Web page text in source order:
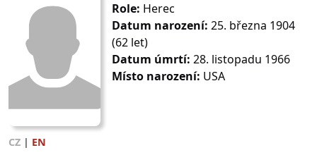
Role: Herec
Datum narození: 25. března 1904
(62 let)
Datum úmrtí: 28. listopadu 1966
Místo narození: USA
CZ | EN